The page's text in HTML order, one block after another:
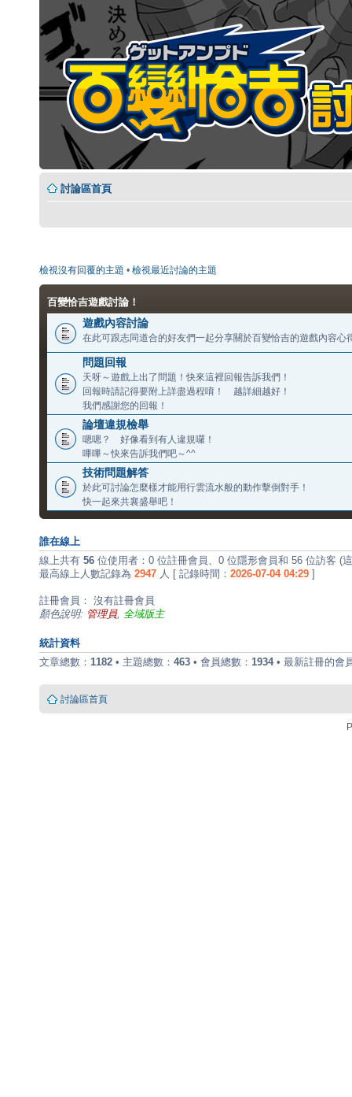
討論區首頁
檢視沒有回覆的主題 • 檢視最近討論的主題
百變恰吉遊戲討論！
遊戲內容討論
在此可跟志同道合的好友們一起分享關於百變恰吉的遊戲內容心
問題回報
天呀～遊戲上出了問題！快來這裡回報告訴我們！
回報時請記得要附上詳盡過程唷！ 越詳細越好！
我們感謝您的回報！
論壇違規檢舉
嗯嗯？ 好像看到有人違規囉！
嗶嗶～快來告訴我們吧～^^
技術問題解答
於此可討論怎麼樣才能用行雲流水般的動作擊倒對手！
快一起來共襄盛舉吧！
誰在線上
線上共有 56 位使用者：0 位註冊會員、0 位隱形會員和 56 位訪客 (
最高線上人數記錄為 2947 人 [ 記錄時間： 2026-07-04 04:29 ]
註冊會員： 沒有註冊會員
顏色說明: 管理員, 全域版主
統計資料
文章總數： 1182 • 主題總數： 463 • 會員總數： 1934• 最新註冊的會
討論區首頁